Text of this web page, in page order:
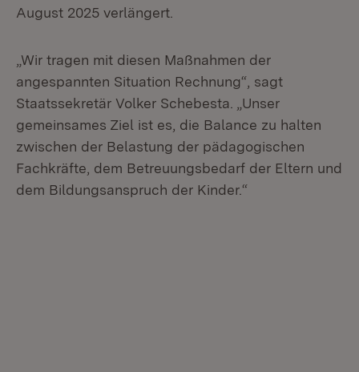
August 2025 verlängert.
„Wir tragen mit diesen Maßnahmen der
angespannten Situation Rechnung“, sagt
Staatssekretär Volker Schebesta. „Unser
gemeinsames Ziel ist es, die Balance zu halten
zwischen der Belastung der pädagogischen
Fachkräfte, dem Betreuungsbedarf der Eltern und
dem Bildungsanspruch der Kinder.“